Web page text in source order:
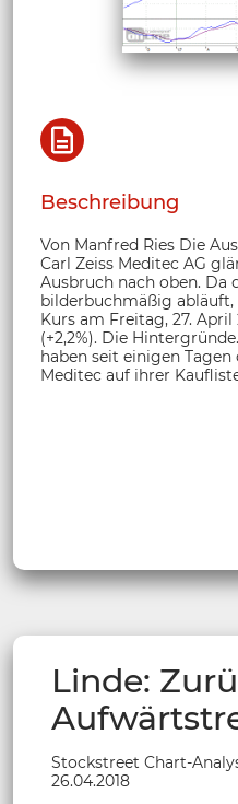
Beschreibung
Von Manfred Ries Die
Carl Zeiss Meditec AG
Ausbruch nach oben. Da
bilderbuchmäßig abläuft,
Kurs am Freitag, 27. April
(+2,2%). Die
haben seit einigen
Meditec auf ihrer
Linde:
Stockstreet Chart-
26.04.2018